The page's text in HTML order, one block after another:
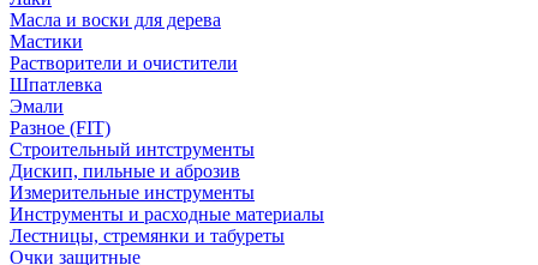
Масла и воски для дерева
Мастики
Растворители и очистители
Шпатлевка
Эмали
Разное (FIT)
Строительный интструменты
Дискип, пильные и аброзив
Измерительные инструменты
Инструменты и расходные материалы
Лестницы, стремянки и табуреты
Очки защитные